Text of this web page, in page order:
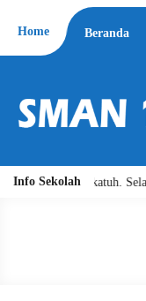
Home Beranda
Info Sekolah
wabarakatuh.